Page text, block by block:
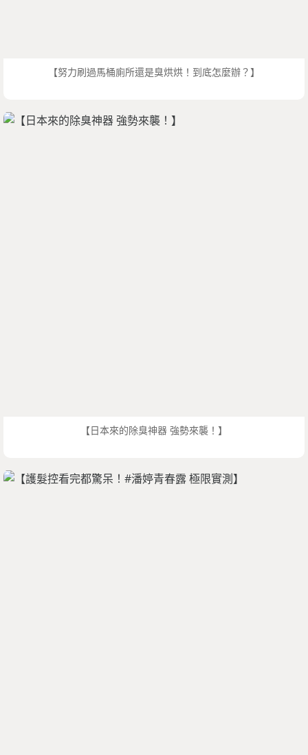
【努力刷過馬桶廁所還是臭烘烘！到底怎麼辦？】
【日本來的除臭神器 強勢來襲！】